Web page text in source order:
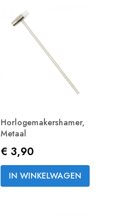
Horlogemakershamer,
Metaal
Prijs
€ 3,90
IN WINKELWAGEN